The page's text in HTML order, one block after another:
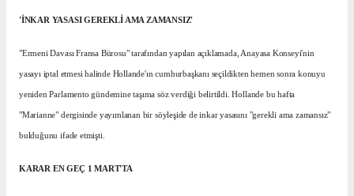
'İNKAR YASASI GEREKLİ AMA ZAMANSIZ'
"Ermeni Davası Fransa Bürosu" tarafından yapılan açıklamada, Anayasa Konseyi'nin
yasayı iptal etmesi halinde Hollande'ın cumhurbaşkanı seçildikten hemen sonra konuyu
yeniden Parlamento gündemine taşıma söz verdiği belirtildi. Hollande bu hafta
"Marianne" dergisinde yayımlanan bir söyleşide de inkar yasasını "gerekli ama zamansız"
bulduğunu ifade etmişti.
KARAR EN GEÇ 1 MART'TA